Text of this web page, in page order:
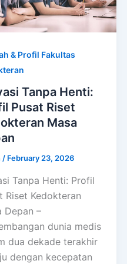
& Profil Fakultas
Tanpa Henti:
Pusat Riset
Masa
/ February 23, 2026
Tanpa Henti: Profil
Riset Kedokteran
Depan –
dunia medis
dua dekade terakhir
dengan kecepatan